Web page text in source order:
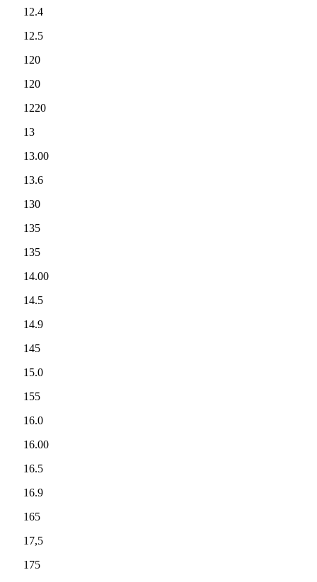
12.4
12.5
120
120
1220
13
13.00
13.6
130
135
135
14.00
14.5
14.9
145
15.0
155
16.0
16.00
16.5
16.9
165
17,5
175